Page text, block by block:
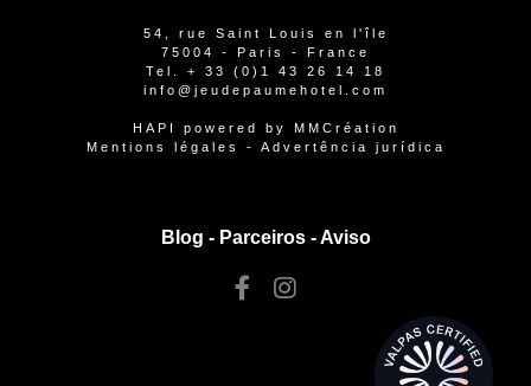
54, rue Saint Louis en l'île
75004 - Paris - France
Tel. + 33 (0)1 43 26 14 18
info@jeudepaumehotel.com
HAPI powered by
MMCréation
Mentions légales
- Advertência jurídica
Blog - Parceiros-Aviso